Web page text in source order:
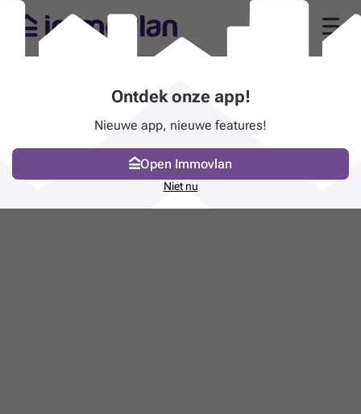
Ontdek onze app!
Nieuwe app, nieuwe features!
Open Immovlan
Niet nu